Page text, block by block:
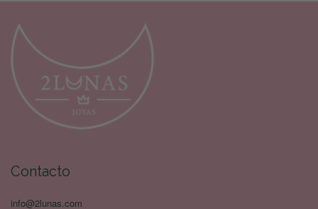
Contacto
info@2lunas.com